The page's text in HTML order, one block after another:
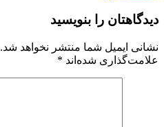
دیدگاهتان را بنویسید
نشانی ایمیل شما منتشر نخواهد شد.
علامت‌گذاری شده‌اند *